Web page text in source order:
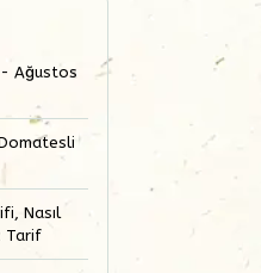
- Ağustos
Nasıl
Tarif